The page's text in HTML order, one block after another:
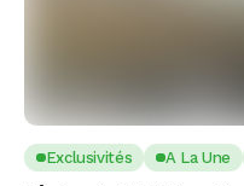
Exclusivités A La Une